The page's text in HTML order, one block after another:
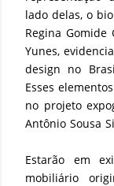
lado delas, o
Regina Gomide
Yunes,
design no
Esses
no projeto
Antônio Sousa
Estarão em
mobiliário